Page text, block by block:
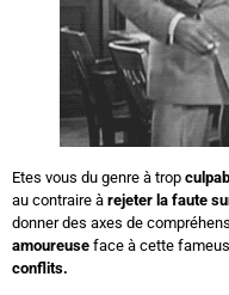
Etes vous du genre à trop
au contraire à rejeter la faute
donner des axes de
amoureuse face à cette
conflits.